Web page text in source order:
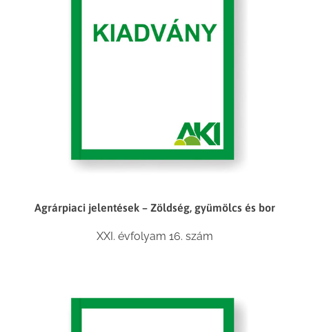
Agrárpiaci jelentések – Zöldség, gyümölcs és bor
XXI. évfolyam 16. szám